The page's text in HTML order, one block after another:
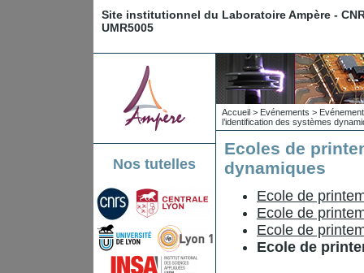
Site institutionnel du Laboratoire Ampère -
UMR5005
Nos tutelles
Accueil > Evénements >
l’identification des systèmes
Ecoles de
dynamiques
Ecole de
Ecole de
Ecole de
Ecole de